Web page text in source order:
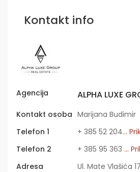
Kontakt info
Agencija ALPHA LUXE
Kontakt osoba Marijana Budimir
Telefon 1
+ 385 52 204...
Telefon 2
+ 385 95 363 ...
Adresa
Ul. Mate Vlašića 17